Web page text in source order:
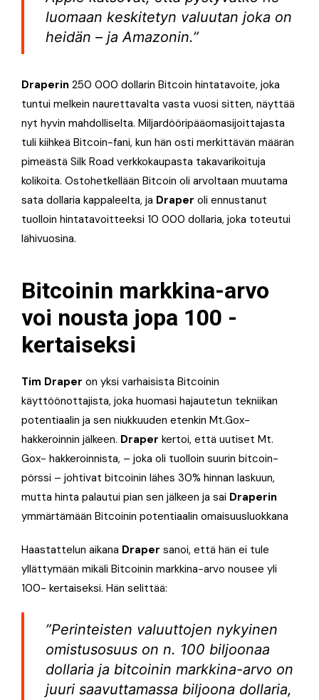
luomaan keskitetyn valuutan joka on
heidän – ja Amazonin.”
Draperin 250 000 dollarin Bitcoin hintatavoite, joka
tuntui melkein naurettavalta vasta vuosi sitten, näyttää
nyt hyvin mahdolliselta. Miljardööripääomasijoittajasta
tuli kiihkeä Bitcoin-fani, kun hän osti merkittävän määrän
pimeästä Silk Road verkkokaupasta takavarikoituja
kolikoita. Ostohetkellään Bitcoin oli arvoltaan muutama
sata dollaria kappaleelta, ja Draper oli ennustanut
tuolloin hintatavoitteeksi 10 000 dollaria, joka toteutui
lähivuosina.
Bitcoinin markkina-arvo
voi nousta jopa 100 -
kertaiseksi
Tim Draper on yksi varhaisista Bitcoinin
käyttöönottajista, joka huomasi hajautetun tekniikan
potentiaalin ja sen niukkuuden etenkin Mt.Gox-
hakkeroinnin jälkeen. Draper kertoi, että uutiset Mt.
Gox- hakkeroinnista, – joka oli tuolloin suurin bitcoin-
pörssi – johtivat bitcoinin lähes 30% hinnan laskuun,
mutta hinta palautui pian sen jälkeen ja sai Draperin
ymmärtämään Bitcoinin potentiaalin omaisuusluokkana
Haastattelun aikana Draper sanoi, että hän ei tule
yllättymään mikäli Bitcoinin markkina-arvo nousee yli
100- kertaiseksi. Hän selittää:
”Perinteisten valuuttojen nykyinen
omistusosuus on n. 100 biljoonaa
dollaria ja bitcoinin markkina-arvo on
juuri saavuttamassa biljoona dollaria,